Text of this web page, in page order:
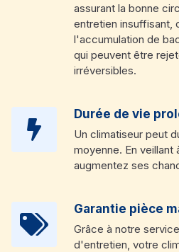
assurant la bonne
entretien insuffisant,
l'accumulation de
qui peuvent être
irréversibles.
Durée de vie
Un climatiseur peut
moyenne. En veillant
augmentez ses
Garantie pièce
Grâce à notre
d'entretien, votre